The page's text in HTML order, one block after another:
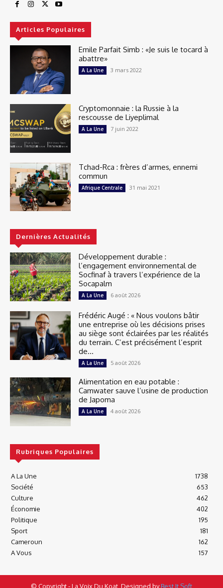
Articles Populaires
Emile Parfait Simb : «Je suis le tocard à
abattre»
A La Une 3 mars 2022
Cryptomonnaie : la Russie à la
rescousse de Liyeplimal
A La Une 7 juin 2022
Tchad-Rca : frères d’armes, ennemi
commun
Afrique Centrale 31 mai 2021
Dernières Actualités
Développement durable :
l’engagement environnemental de
Socfinaf à travers l’expérience de la
Socapalm
A La Une 6 août 2026
Frédéric Augé : « Nous voulons bâtir
une entreprise où les décisions prises
au siège sont éclairées par les réalités
du terrain. C’est précisément l’esprit
de...
A La Une 5 août 2026
Alimentation en eau potable :
Camwater sauve l’usine de production
de Japoma
A La Une 4 août 2026
Rubriques Populaires
A La Une
1738
Société
653
Culture
462
Économie
402
Politique
195
Sport
181
Cameroun
162
A Vous
157
© Copyright - La Voix Du Koat, Designed byBest It Soft